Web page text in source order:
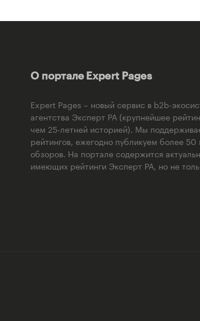
О портале Expert Pages
Expert Pages – новый сервис в b2b-
агентства Эксперт РА (крупнейшее
чем 25-летней историей). Мы
рейтингов, ежегодно публикуем более
обзоров. На портале содержится
имеющих рейтинги Эксперт РА, но не